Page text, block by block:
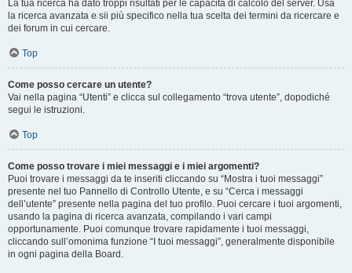
La tua ricerca ha dato troppi risultati per le capacità di calcolo del server. Usa
la ricerca avanzata e sii più specifico nella tua scelta dei termini da ricercare e
dei forum in cui cercare.
Top
Come posso cercare un utente?
Vai nella pagina “Utenti” e clicca sul collegamento “trova utente”, dopodiché
segui le istruzioni.
Top
Come posso trovare i miei messaggi e i miei argomenti?
Puoi trovare i messaggi da te inseriti cliccando su “Mostra i tuoi messaggi”
presente nel tuo Pannello di Controllo Utente, e su “Cerca i messaggi
dell’utente” presente nella pagina del tuo profilo. Puoi cercare i tuoi argomenti,
usando la pagina di ricerca avanzata, compilando i vari campi
opportunamente. Puoi comunque trovare rapidamente i tuoi messaggi,
cliccando sull’omonima funzione “I tuoi messaggi”, generalmente disponibile
in ogni pagina della Board.